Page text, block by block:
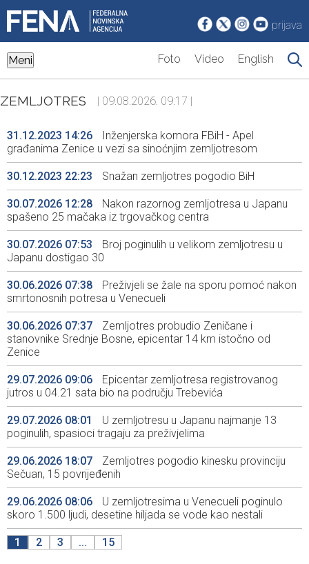
prijava
Meni Foto Video English
ZEMLJOTRES | 09.08.2026. 09:17 |
31.12.2023 14:26
Inženjerska komora FBiH - Apel
građanima Zenice u vezi sa sinoćnjim zemljotresom
30.12.2023 22:23 Snažan zemljotres pogodio BiH
30.07.2026 12:28
Nakon razornog zemljotresa u Japanu
spašeno 25 mačaka iz trgovačkog centra
30.07.2026 07:53
Broj poginulih u velikom zemljotresu u
Japanu dostigao 30
30.06.2026 07:38
Preživjeli se žale na sporu pomoć nakon
smrtonosnih potresa u Venecueli
30.06.2026 07:37
Zemljotres probudio Zeničane i
stanovnike Srednje Bosne, epicentar 14 km istočno od
Zenice
29.07.2026 09:06
Epicentar zemljotresa registrovanog
jutros u 04.21 sata bio na području Trebevića
29.07.2026 08:01
U zemljotresu u Japanu najmanje 13
poginulih, spasioci tragaju za preživjelima
29.06.2026 18:07
Zemljotres pogodio kinesku provinciju
Sečuan, 15 povrijeđenih
29.06.2026 08:06
U zemljotresima u Venecueli poginulo
skoro 1.500 ljudi, desetine hiljada se vode kao nestali
1 2 3 ... 15